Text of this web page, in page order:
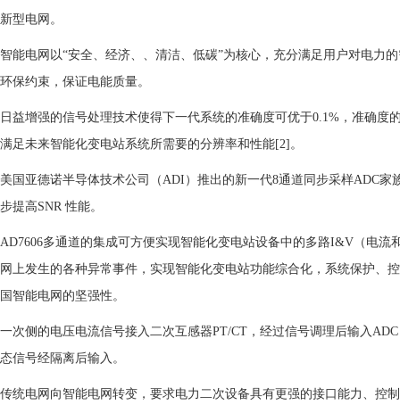
新型电网。
智能电网以“安全、经济、、清洁、低碳”为核心，充分满足用户对电力
环保约束，保证电能质量。
日益增强的信号处理技术使得下一代系统的准确度可优于0.1%，准确
满足未来智能化变电站系统所需要的分辨率和性能[2]。
美国亚德诺半导体技术公司（ADI）推出的新一代8通道同步采样ADC
步提高SNR 性能。
AD7606多通道的集成可方便实现智能化变电站设备中的多路I&V（电
网上发生的各种异常事件，实现智能化变电站功能综合化，系统保护、
国智能电网的坚强性。
一次侧的电压电流信号接入二次互感器PT/CT，经过信号调理后输入
态信号经隔离后输入。
传统电网向智能电网转变，要求电力二次设备具有更强的接口能力、控